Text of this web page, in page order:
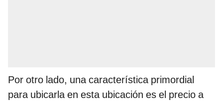
Por otro lado, una característica primordial
para ubicarla en esta ubicación es el precio a